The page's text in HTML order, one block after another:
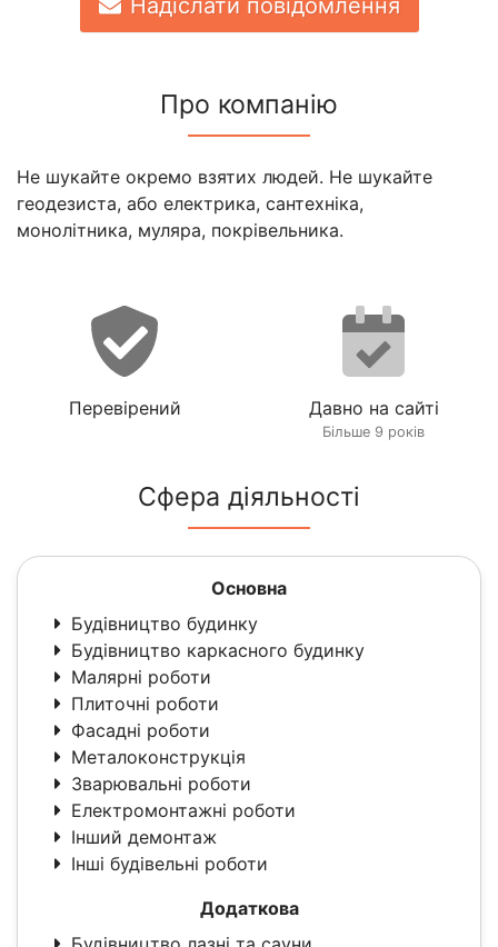
Надіслати повідомлення
Про компанію
Не шукайте окремо взятих людей. Не шукайте
геодезиста, або електрика, сантехніка,
монолітника, муляра, покрівельника.
Перевірений Давно на сайті
Більше 9 років
Сфера діяльності
Основна
Будівництво будинку
Будівництво каркасного будинку
Малярні роботи
Плиточні роботи
Фасадні роботи
Металоконструкція
Зварювальні роботи
Електромонтажні роботи
Інший демонтаж
Інші будівельні роботи
Додаткова